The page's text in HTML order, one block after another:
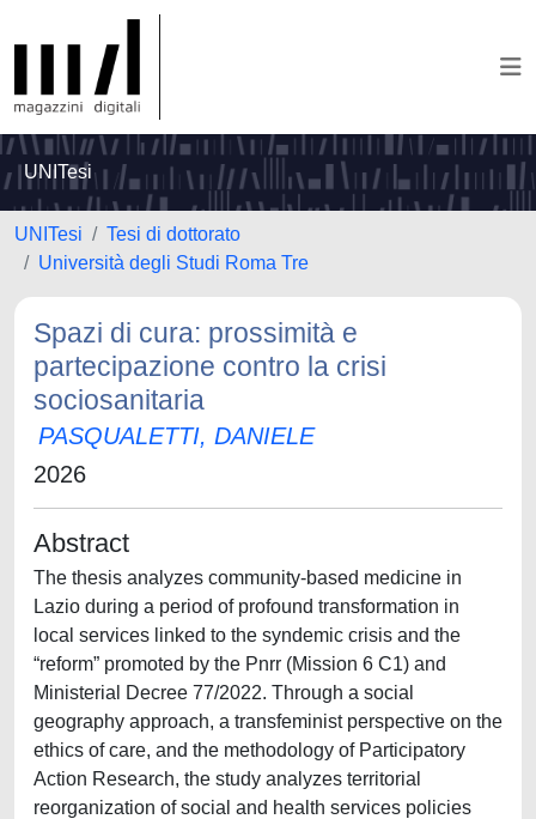
UNITesi
UNITesi
Tesi di dottorato
Università degli Studi Roma Tre
Spazi di cura: prossimità e
partecipazione contro la crisi
sociosanitaria
PASQUALETTI, DANIELE
2026
Abstract
The thesis analyzes community-based medicine in
Lazio during a period of profound transformation in
local services linked to the syndemic crisis and the
“reform” promoted by the Pnrr (Mission 6 C1) and
Ministerial Decree 77/2022. Through a social
geography approach, a transfeminist perspective on the
ethics of care, and the methodology of Participatory
Action Research, the study analyzes territorial
reorganization of social and health services policies